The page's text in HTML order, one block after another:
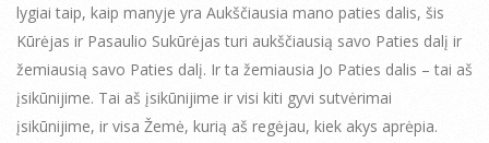
lygiai taip, kaip manyje yra Aukščiausia mano paties dalis, šis
Kūrėjas ir Pasaulio Sukūrėjas turi aukščiausią savo Paties dalį ir
žemiausią savo Paties dalį. Ir ta žemiausia Jo Paties dalis – tai aš
įsikūnijime. Tai aš įsikūnijime ir visi kiti gyvi sutvėrimai
įsikūnijime, ir visa Žemė, kurią aš regėjau, kiek akys aprėpia.